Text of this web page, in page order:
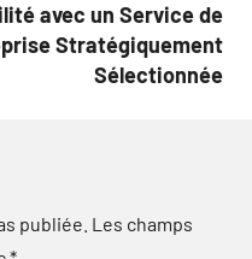
avec un Service de
Stratégiquement
Sélectionnée
publiée. Les champs